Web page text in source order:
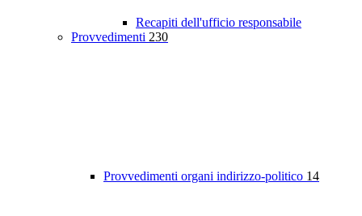
Recapiti dell'ufficio responsabile
Provvedimenti 230
Provvedimenti organi indirizzo-politico 14